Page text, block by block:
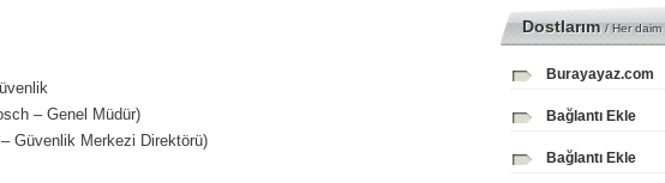
– Genel Müdür)
Güvenlik Merkezi Direktörü)
Dostlarım/ Her daim
Burayayaz.com
Bağlantı Ekle
Bağlantı Ekle